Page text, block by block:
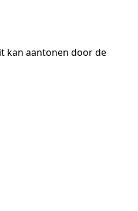
kan aantonen door de